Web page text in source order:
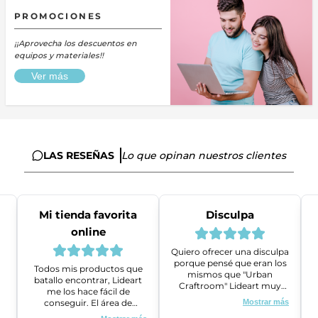
PROMOCIONES
¡¡Aprovecha los descuentos en
equipos y materiales!!
Ver más
LAS RESEÑAS Lo que opinan nuestros clientes
Mi tienda favorita
online
Todos mis productos que
batallo encontrar, Lideart
me los hace fácil de
conseguir. El área de
ventas es super amable y
Disculpa
Quiero ofrecer una disculpa
porque pensé que eran los
mismos que "Urban
Craftroom" Lideart muy
amables me ayudaron a
gestionar un problema que
Mostrar más